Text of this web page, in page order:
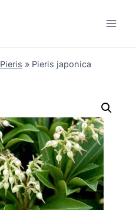
Pieris » Pieris japonica